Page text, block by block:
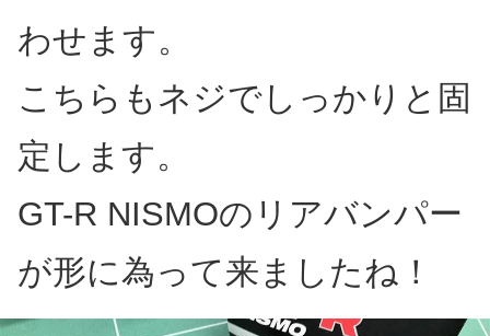
わせます。
こちらもネジでしっかりと固
定します。
GT-R NISMOのリアバンパー
が形に為って来ましたね！